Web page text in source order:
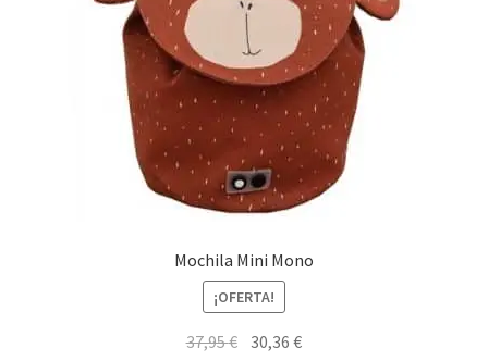
Mochila Mini Mono
¡OFERTA!
37,95€ El30,36€El